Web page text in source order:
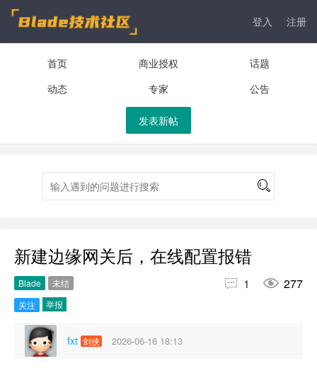
登入 注册
首页 商业授权
话题
动态
专家 公告
发表新帖
新建边缘网关后，在线配置报错
Blade
未结
关注
举报
 1  277
fxt 剑侠 2026-06-16 18:13